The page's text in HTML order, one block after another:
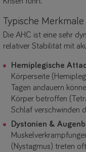
Typische
Die AHC ist eine sehr
relativer Stabilität mit
Hemiplegische
Körperseite
Tagen andauern
Körper betroffen
Schlaf verschwinden
Dystonien &
(Nystagmus) treten